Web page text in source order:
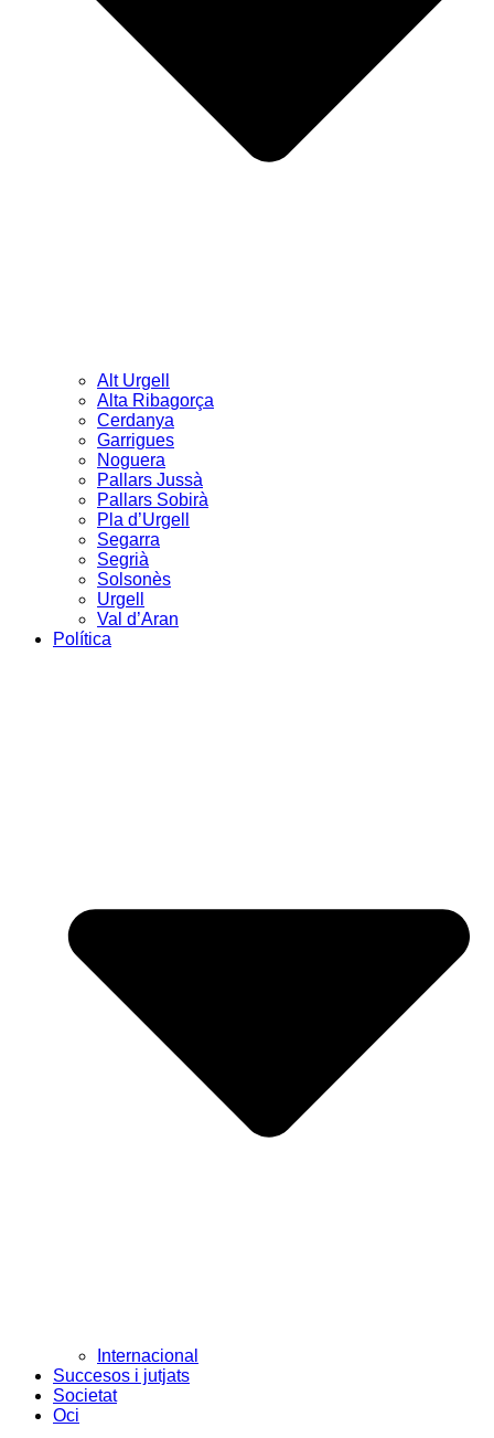
Alt Urgell
Alta Ribagorça
Cerdanya
Garrigues
Noguera
Pallars Jussà
Pallars Sobirà
Pla d’Urgell
Segarra
Segrià
Solsonès
Urgell
Val d’Aran
Política
Internacional
Succesos i jutjats
Societat
Oci